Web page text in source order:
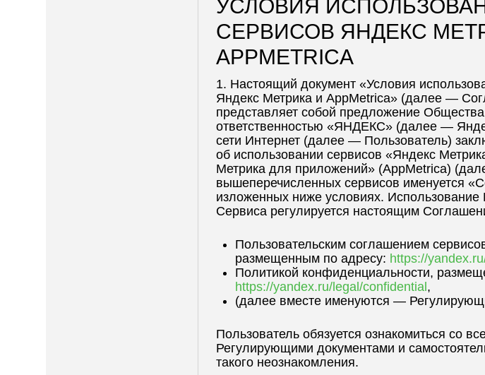
УСЛОВИЯ
СЕРВИСОВ ЯНДЕКС
APPMETRICA
1. Настоящий документ «Условия
Яндекс Метрика и AppMetrica» (далее —
представляет собой предложение
ответственностью «ЯНДЕКС» (далее —
сети Интернет (далее — Пользователь)
об использовании сервисов «Яндекс
Метрика для приложений» (AppMetrica)
вышеперечисленных сервисов именуется
изложенных ниже условиях. Использование
Сервиса регулируется настоящим
Пользовательским соглашением
размещенным по адресу: https://
Политикой конфиденциальности,
https://yandex.ru/legal/confidential ,
(далее вместе именуются —
Пользователь обязуется ознакомиться со
Регулирующими документами и
такого неознакомления.